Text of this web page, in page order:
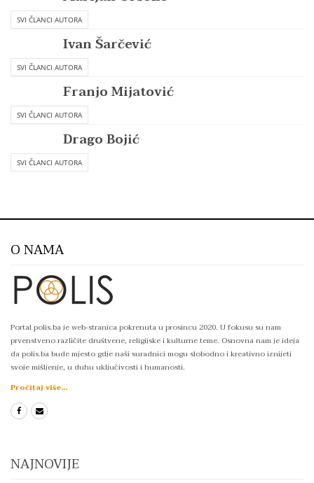
SVI ČLANCI AUTORA
Ivan Šarčević
SVI ČLANCI AUTORA
Franjo Mijatović
SVI ČLANCI AUTORA
Drago Bojić
SVI ČLANCI AUTORA
O NAMA
Portal polis.ba je web-stranica pokrenuta u prosincu 2020. U fokusu su nam
prvenstveno različite društvene, religijske i kulturne teme. Osnovna nam je ideja
da polis.ba bude mjesto gdje naši suradnici mogu slobodno i kreativno iznijeti
svoje mišljenje, u duhu uključivosti i humanosti.
Pročitaj više...
NAJNOVIJE